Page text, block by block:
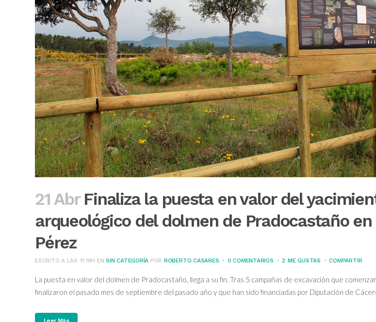
21 Abr Finaliza la puesta en valor del
arqueológico del dolmen de Pradocastaño
Pérez
ESCRITO A LAS 11:18H ENSIN CATEGORÍA POR ROBERTO CASARES 0 COMENTARIOS 2 ME GUSTAS COMPARTIR
La puesta en valor del dolmen de Pradocastaño, llega a su fin. Tras 5 campañas de excavación que
finalizaron el pasado mes de septiembre del pasado año y que han sido financiadas por Diputación de
Leer Más